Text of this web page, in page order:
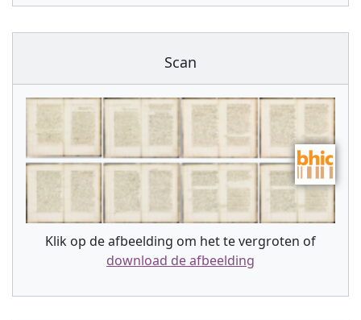
Scan
Klik op de afbeelding om het te vergroten of
download de afbeelding